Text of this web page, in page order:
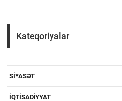
Kateqoriyalar
SIYASƏT
IQTISADIYYAT